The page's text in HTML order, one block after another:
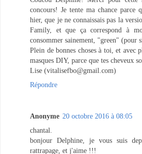
concours! Je tente ma chance parce
hier, que je ne connaissais pas la
Family, et que ça correspond à
consommer sainement, "green"
Plein de bonnes choses à toi, et avec
masques DIY, parce que tes cheveux
Lise (vitalisefbo@gmail.com)
Répondre
Anonyme 20 octobre 2016 à 08:05
chantal.
bonjour Delphine, je vous suis
rattrapage, et j'aime !!!